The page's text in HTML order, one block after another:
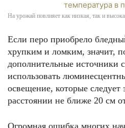
На урожай повлияет как низкая, так и
Если перо приобрело
хрупким и ломким, значит,
дополнительные источники
использовать
освещение, которые следует
расстоянии не ближе 20 см
Огромная ошибка многих